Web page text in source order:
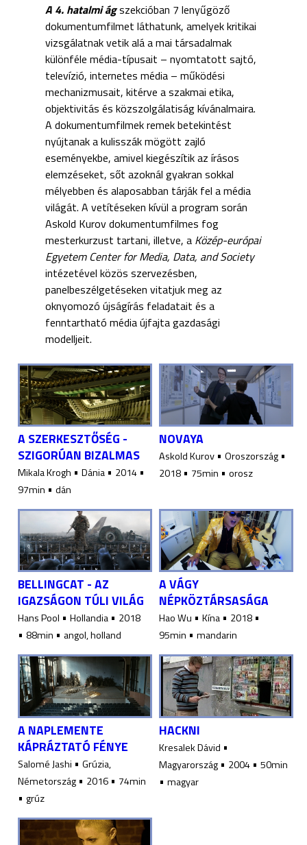
A 4. hatalmi ágszekcióban 7 lenyűgöző
dokumentumfilmet láthatunk, amelyek kritikai
vizsgálatnak vetik alá a mai társadalmak
különféle média-típusait – nyomtatott sajtó,
televízió, internetes média – működési
mechanizmusait, kitérve a szakmai etika,
objektivitás és közszolgálatiság kívánalmaira.
A dokumentumfilmek remek betekintést
nyújtanak a kulisszák mögött zajló
eseményekbe, amivel kiegészítik az írásos
elemzéseket, sőt azoknál gyakran sokkal
mélyebben és alaposabban tárják fel a média
világát. A vetítéseken kívül a program során
Askold Kurov dokumentumfilmes fog
mesterkurzust tartani, illetve, a Közép-európai
Egyetem Center for Media, Data, and Society
intézetével közös szervezésben,
panelbeszélgetéseken vitatjuk meg az
oknyomozó újságírás feladatait és a
fenntartható média újfajta gazdasági
modelljeit.
A SZERKESZTŐSÉG -
SZIGORÚAN BIZALMAS
Mikala Krogh •Dánia • 2014 •
97min •dán
NOVAYA
Askold Kurov • Oroszország •
2018 • 75min • orosz
BELLINGCAT - AZ
IGAZSÁGON TÚLI VILÁG
Hans Pool •Hollandia • 2018
•88min • angol, holland
A VÁGY
NÉPKÖZTÁRSASÁGA
Hao Wu • Kína • 2018 •
95min • mandarin
A NAPLEMENTE
KÁPRÁZTATÓ FÉNYE
Salomé Jashi •Grúzia,
Németország • 2016 • 74min
•grúz
HACKNI
Kresalek Dávid •
Magyarország • 2004 • 50min
• magyar